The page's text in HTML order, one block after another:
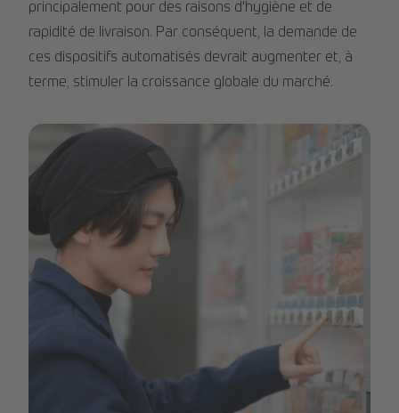
principalement pour des raisons d'hygiène et de
rapidité de livraison. Par conséquent, la demande de
ces dispositifs automatisés devrait augmenter et, à
terme, stimuler la croissance globale du marché.